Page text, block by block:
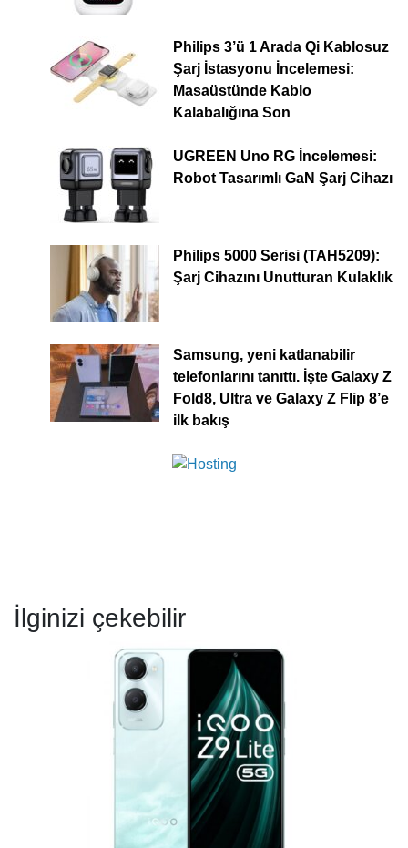
Philips 3’ü 1 Arada Qi Kablosuz
Şarj İstasyonu İncelemesi:
Masaüstünde Kablo
Kalabalığına Son
UGREEN Uno RG İncelemesi:
Robot Tasarımlı GaN Şarj Cihazı
Philips 5000 Serisi (TAH5209):
Şarj Cihazını Unutturan Kulaklık
Samsung, yeni katlanabilir
telefonlarını tanıttı. İşte Galaxy Z
Fold8, Ultra ve Galaxy Z Flip 8’e
ilk bakış
İlginizi çekebilir